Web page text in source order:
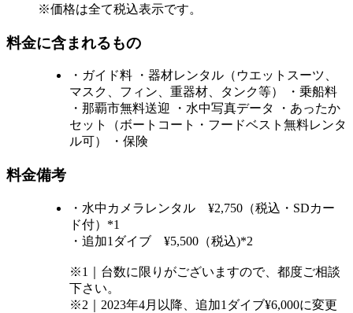
※価格は全て税込表示です。
料金に含まれるもの
・ガイド料 ・器材レンタル（ウエットスーツ、
マスク、フィン、重器材、タンク等） ・乗船料
・那覇市無料送迎 ・水中写真データ ・あったか
セット（ボートコート・フードベスト無料レンタ
ル可） ・保険
料金備考
・水中カメラレンタル ¥2,750（税込・SDカー
ド付）*1
・追加1ダイブ ¥5,500（税込)*2
※1｜台数に限りがございますので、都度ご相談
下さい。
※2｜2023年4月以降、追加1ダイブ¥6,000に変更